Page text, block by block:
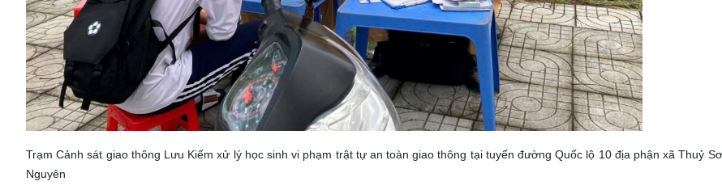
Trạm Cảnh sát giao thông Lưu Kiếm xử lý học sinh vi phạm trật tự an toàn giao thông tại tuyến đường Quốc lộ 10 địa phận xã Thuỷ
Nguyên